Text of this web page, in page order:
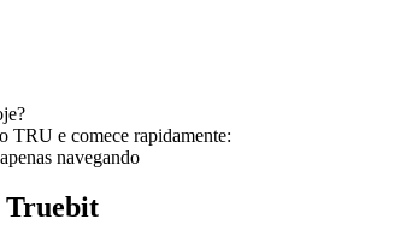
e commodities
TRU e comece rapidamente:
navegando
Truebit